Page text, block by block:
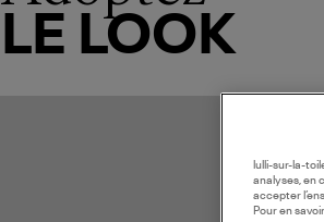
LE LOOK
lulli-sur-la-
analyses, en
accepter
Pour en